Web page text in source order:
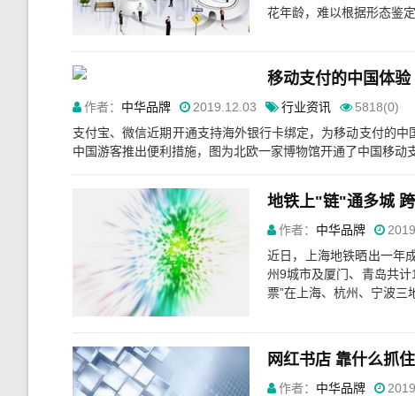
花年龄，难以根据形态鉴
移动支付的中国体验
作者： 中华品牌 2019.12.03 行业资讯
5818(0)
支付宝、微信近期开通支持海外银行卡绑定，为移动支付的
中国游客推出便利措施，图为北欧一家博物馆开通了中国移动
地铁上"链"通多城
作者： 中华品牌
近日，上海地铁晒出一年
州9城市及厦门、青岛共
票”在上海、杭州、宁波三
网红书店 靠什么抓
作者： 中华品牌